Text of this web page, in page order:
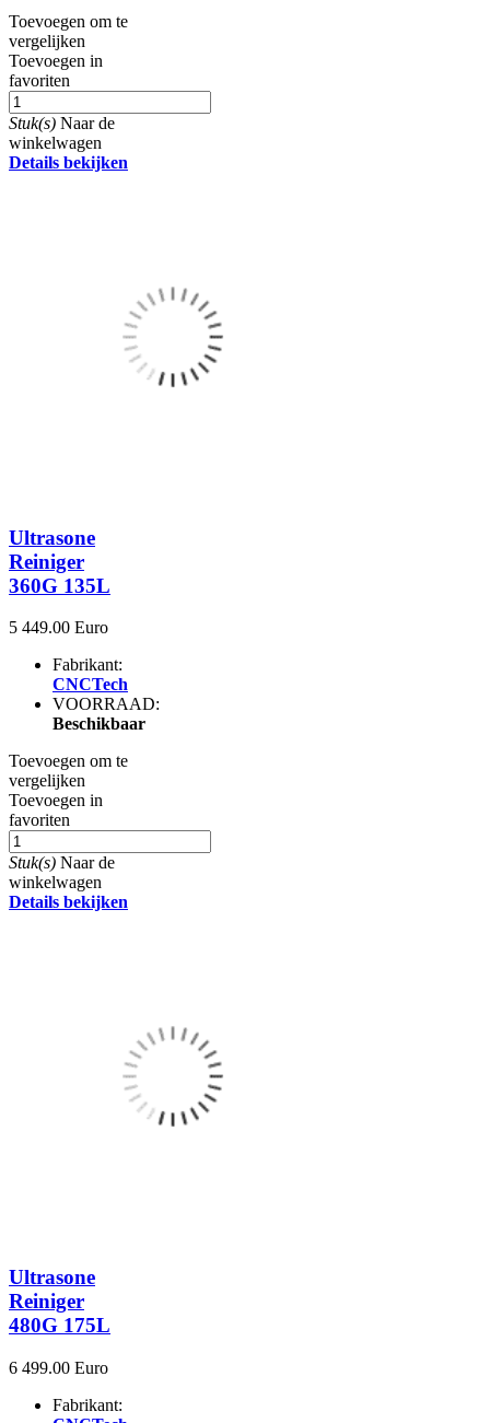
Toevoegen om te
vergelijken
Toevoegen in
favoriten
Stuk(s) Naar de
winkelwagen
Details bekijken
Ultrasone
Reiniger
360G 135L
5 449.00 Euro
Fabrikant:
CNCTech
VOORRAAD:
Beschikbaar
Toevoegen om te
vergelijken
Toevoegen in
favoriten
Stuk(s) Naar de
winkelwagen
Details bekijken
Ultrasone
Reiniger
480G 175L
6 499.00 Euro
Fabrikant: